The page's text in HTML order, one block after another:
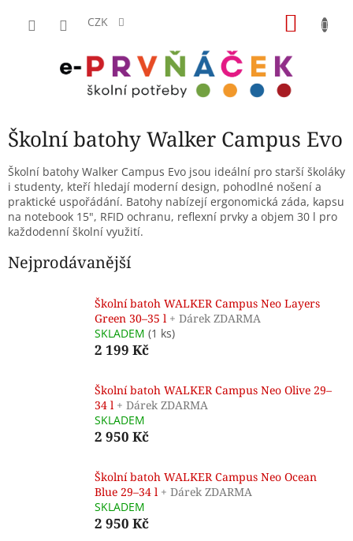
CZK
Školní batohy Walker Campus Evo
Školní batohy Walker Campus Evo jsou ideální pro starší školáky
i studenty, kteří hledají moderní design, pohodlné nošení a
praktické uspořádání. Batohy nabízejí ergonomická záda, kapsu
na notebook 15", RFID ochranu, reflexní prvky a objem 30 l pro
každodenní školní využití.
Nejprodávanější
Školní batoh WALKER Campus Neo Layers
Green 30–35 l + Dárek ZDARMA
SKLADEM (1 ks)
2 199 Kč
Školní batoh WALKER Campus Neo Olive 29–
34 l + Dárek ZDARMA
SKLADEM
2 950 Kč
Školní batoh WALKER Campus Neo Ocean
Blue 29–34 l + Dárek ZDARMA
SKLADEM
2 950 Kč